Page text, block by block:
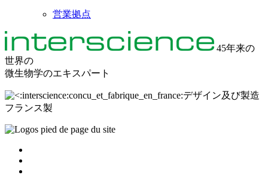
営業拠点
45年来の
世界の
微生物学のエキスパート
デザイン及び製造
フランス製